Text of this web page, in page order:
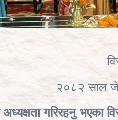
२०८२ साल
गरिरहनु भएका